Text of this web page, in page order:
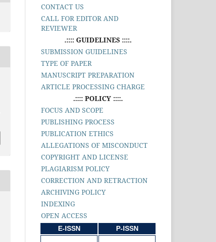
CONTACT US
CALL FOR EDITOR AND
REVIEWER
.:::: GUIDELINES ::::.
SUBMISSION GUIDELINES
TYPE OF PAPER
MANUSCRIPT PREPARATION
ARTICLE PROCESSING CHARGE
.:::: POLICY ::::.
FOCUS AND SCOPE
PUBLISHING PROCESS
PUBLICATION ETHICS
ALLEGATIONS OF MISCONDUCT
COPYRIGHT AND LICENSE
PLAGIARISM POLICY
CORRECTION AND RETRACTION
ARCHIVING POLICY
INDEXING
OPEN ACCESS
E-ISSN P-ISSN